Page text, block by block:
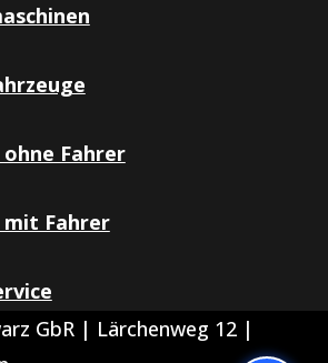
Fahrer
Fahrer
GbR | Lärchenweg 12 |